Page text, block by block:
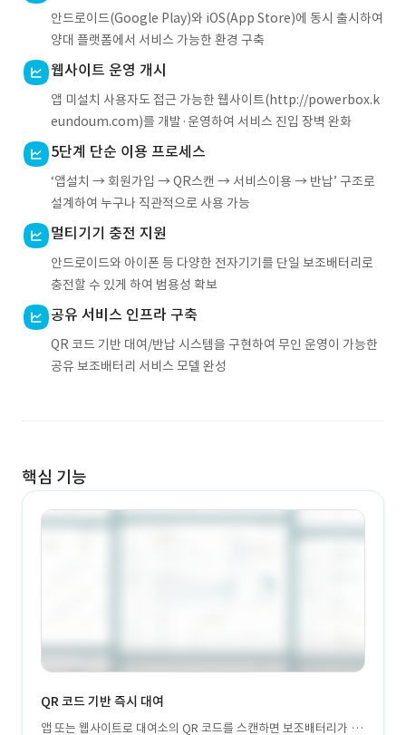
안드로이드(Google Play)와 iOS(App Store)에 동시 출시하여
양대 플랫폼에서 서비스 가능한 환경 구축
웹사이트 운영 개시
앱 미설치 사용자도 접근 가능한 웹사이트(http://powerbox.k
eundoum.com)를 개발·운영하여 서비스 진입 장벽 완화
5단계 단순 이용 프로세스
‘앱설치 → 회원가입 → QR스캔 → 서비스이용 → 반납’ 구조로
설계하여 누구나 직관적으로 사용 가능
멀티기기 충전 지원
안드로이드와 아이폰 등 다양한 전자기기를 단일 보조배터리로
충전할 수 있게 하여 범용성 확보
공유 서비스 인프라 구축
QR 코드 기반 대여/반납 시스템을 구현하여 무인 운영이 가능한
공유 보조배터리 서비스 모델 완성
핵심 기능
QR 코드 기반 즉시 대여
앱 또는 웹사이트로 대여소의 QR 코드를 스캔하면 보조배터리가 즉